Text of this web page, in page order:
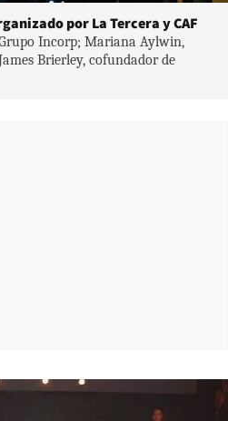
por La Tercera y CAF
Incorp; Mariana Aylwin,
Brierley, cofundador de